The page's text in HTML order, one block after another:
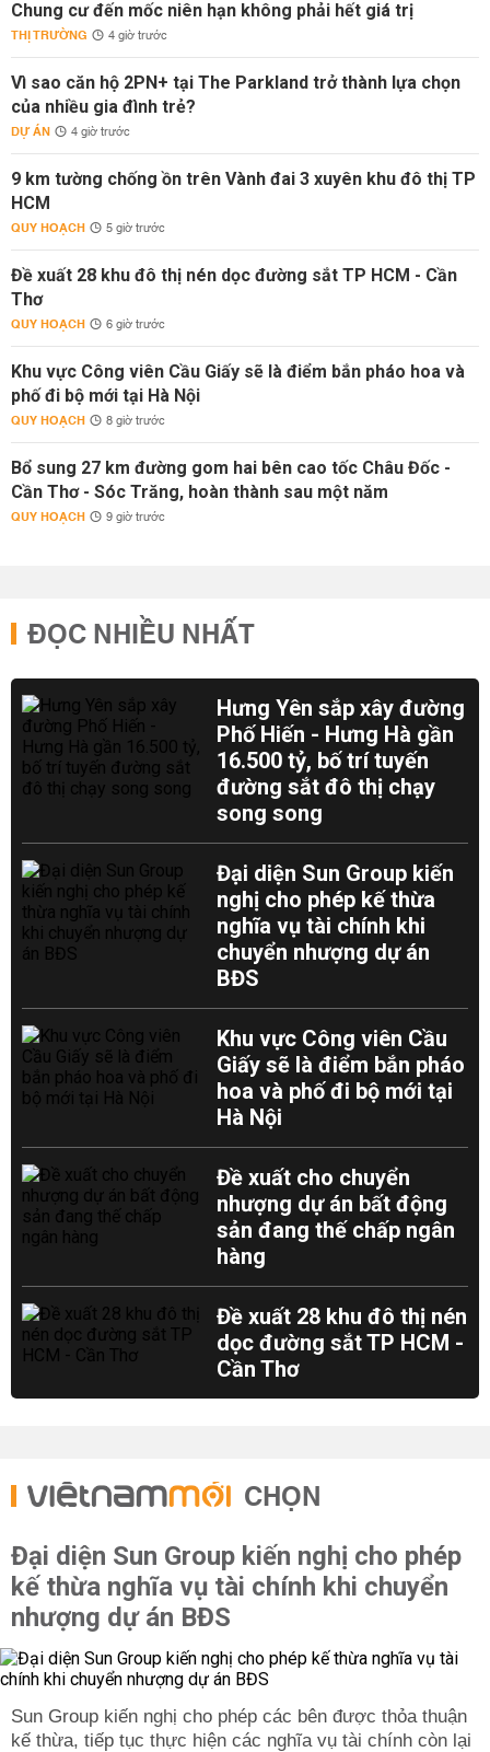
Chung cư đến mốc niên hạn không phải hết giá trị
THỊ TRƯỜNG 4 giờ trước
Vì sao căn hộ 2PN+ tại The Parkland trở thành lựa chọn
của nhiều gia đình trẻ?
DỰ ÁN 4 giờ trước
9 km tường chống ồn trên Vành đai 3 xuyên khu đô thị TP
HCM
QUY HOẠCH 5 giờ trước
Đề xuất 28 khu đô thị nén dọc đường sắt TP HCM - Cần
Thơ
QUY HOẠCH 6 giờ trước
Khu vực Công viên Cầu Giấy sẽ là điểm bắn pháo hoa và
phố đi bộ mới tại Hà Nội
QUY HOẠCH 8 giờ trước
Bổ sung 27 km đường gom hai bên cao tốc Châu Đốc -
Cần Thơ - Sóc Trăng, hoàn thành sau một năm
QUY HOẠCH 9 giờ trước
ĐỌC NHIỀU NHẤT
Hưng Yên sắp xây đường
Phố Hiến - Hưng Hà gần
16.500 tỷ, bố trí tuyến
đường sắt đô thị chạy
song song
Đại diện Sun Group kiến
nghị cho phép kế thừa
nghĩa vụ tài chính khi
chuyển nhượng dự án
BĐS
Khu vực Công viên Cầu
Giấy sẽ là điểm bắn pháo
hoa và phố đi bộ mới tại
Hà Nội
Đề xuất cho chuyển
nhượng dự án bất động
sản đang thế chấp ngân
hàng
Đề xuất 28 khu đô thị nén
dọc đường sắt TP HCM -
Cần Thơ
CHỌN
Đại diện Sun Group kiến nghị cho phép
kế thừa nghĩa vụ tài chính khi chuyển
nhượng dự án BĐS
Sun Group kiến nghị cho phép các bên được thỏa thuận
kế thừa, tiếp tục thực hiện các nghĩa vụ tài chính còn lại